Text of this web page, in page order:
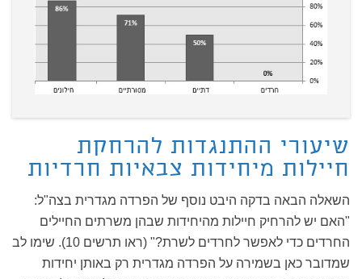
שיעורי ההתנגדות להרחקת
חיילות מיחידות צבאיות חרדיות
השאלה הבאה בדקה היבט נוסף של הפרדה מגדרית בצה"ל:
"האם יש להרחיק חיילות מהיחידות שבהן משרתים החיילים
החרדים כדי לאפשר לחרדים לשרת?" (ראו תרשים 10). שימו לב
שמדובר כאן בשמירה על הפרדה מגדרית רק באותן יחידות